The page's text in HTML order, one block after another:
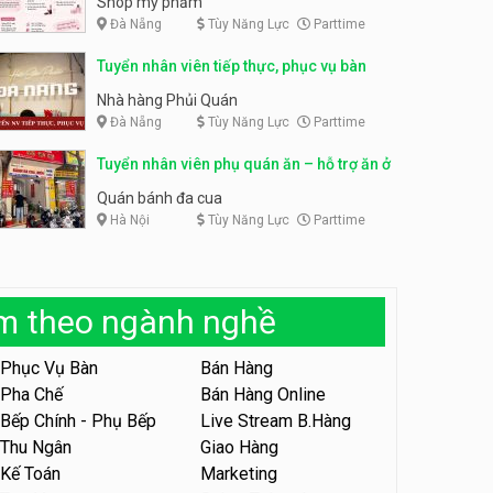
trực page, thu ngân parttime
GRAVI ESCAPE ROOM
Tuyển nhân viên bán hàng,
KIBO KIDS
Tuyển nhân viên edit ảnh,
Công ty
Tuyển nhân viên tiếp thực,
Tuyển nhân viên phục vụ ca
tối – quán kem dừa
Quán kem dừa
Tuyển nhân viên phụ bếp –
Bún Đậu Mắm Tôm – Bếp
Bún Đậu Mắm Tôm - Bếp Tiên
Đà Nẵng Tùy Năng Lực Parttime
Tuyển nhân viên tiếp thực, phục vụ bàn
Nhà hàng Phủi Quán
Đà Nẵng Tùy Năng Lực Parttime
Tuyển nhân viên phụ quán ăn – hỗ trợ ăn ở
Quán bánh đa cua
Hà Nội Tùy Năng Lực Parttime
theo ngành nghề
Phục Vụ Bàn
Bán Hàng
Pha Chế
Bán Hàng Online
Bếp Chính - Phụ Bếp
Live Stream B.Hàng
Thu Ngân
Giao Hàng
Kế Toán
Marketing